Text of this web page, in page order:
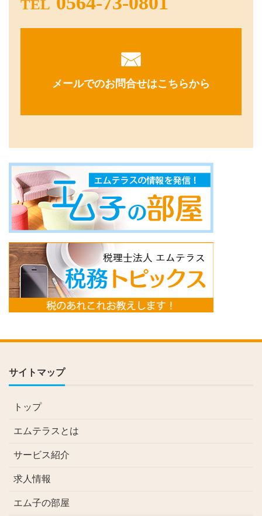
TEL
メールでのお問合せはこちらから
サイトマップ
トップ
エムテラスとは
サービス紹介
求人情報
エム子の部屋